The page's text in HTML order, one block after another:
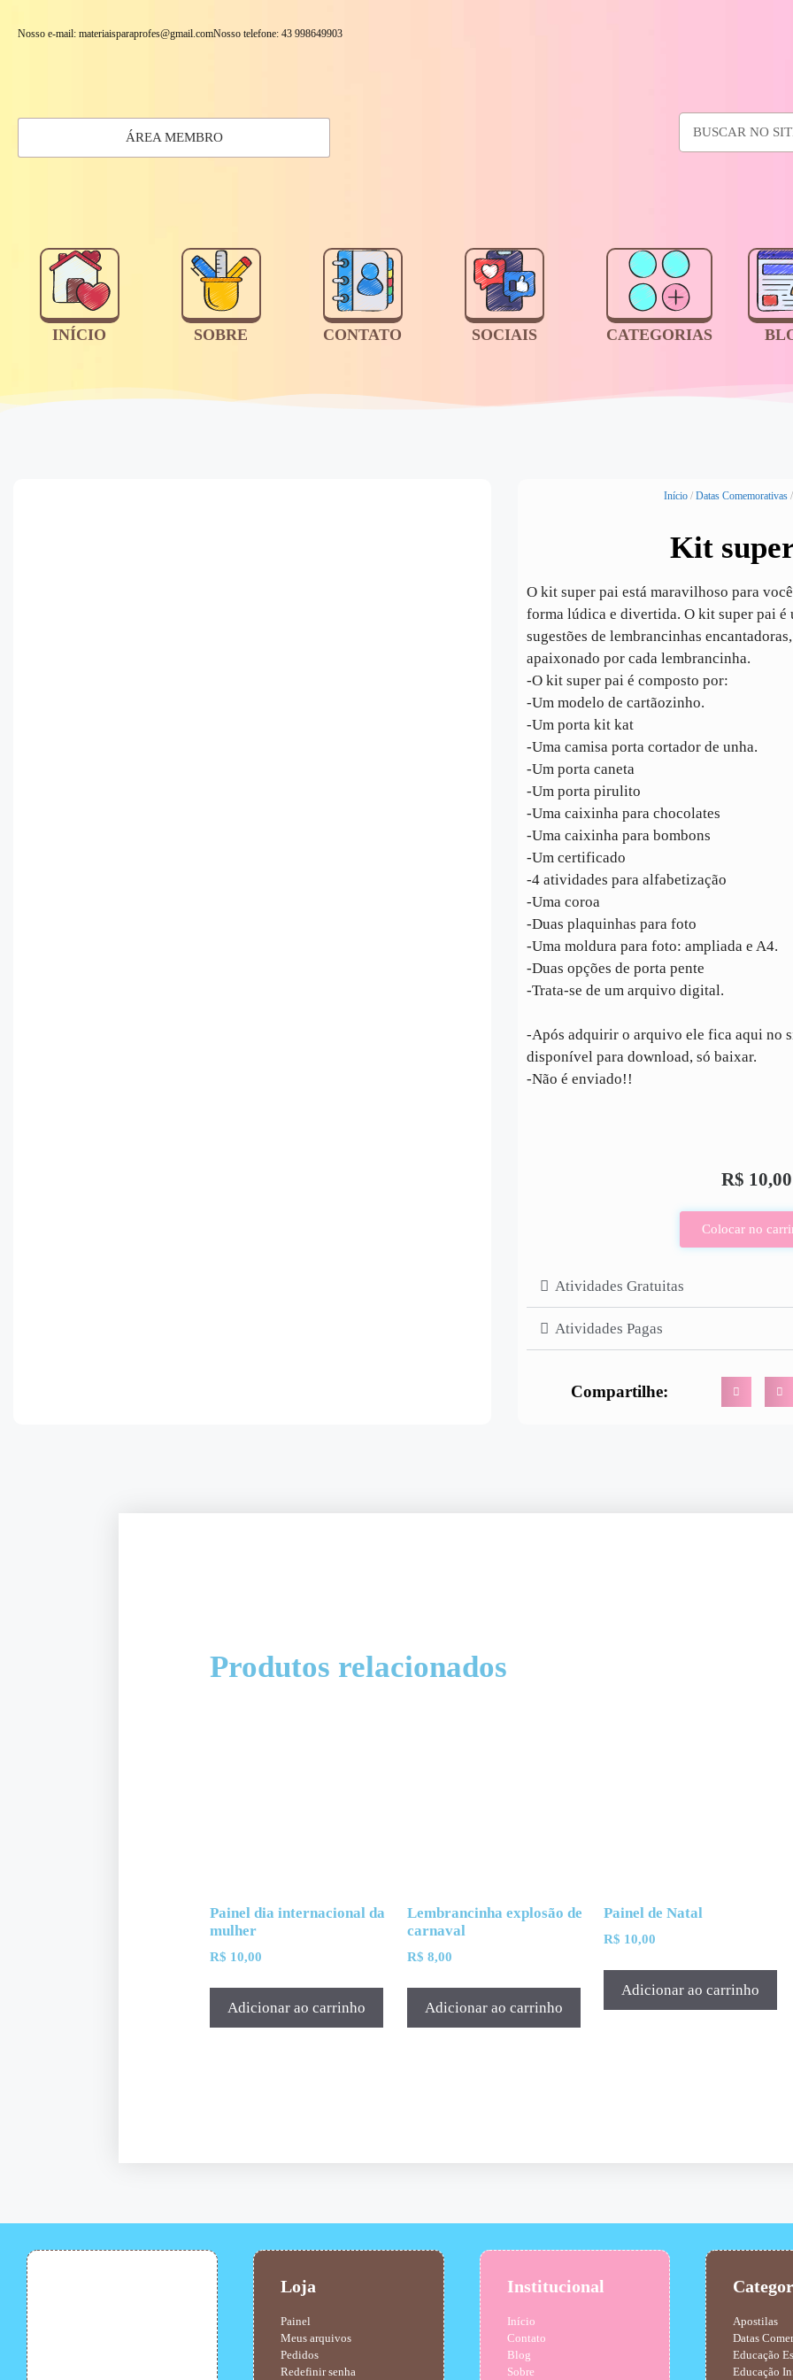
Nosso e-mail: materiaisparaprofes@gmail.comNosso telefone: 43 998649903
ÁREA MEMBRO
INÍCIO SOBRE CONTATO SOCIAIS CATEGORIAS
Início / Datas Comemorativas
Kit
O kit super pai está maravilhoso para
forma lúdica e divertida. O kit super pai
sugestões de lembrancinhas
apaixonado por cada lembrancinha.
-O kit super pai é composto por:
-Um modelo de cartãozinho.
-Um porta kit kat
-Uma camisa porta cortador de unha.
-Um porta caneta
-Um porta pirulito
-Uma caixinha para chocolates
-Uma caixinha para bombons
-Um certificado
-4 atividades para alfabetização
-Uma coroa
-Duas plaquinhas para foto
-Uma moldura para foto: ampliada e A4.
-Duas opções de porta pente
-Trata-se de um arquivo digital.
-Após adquirir o arquivo ele fica aqui no
disponível para download, só baixar.
-Não é enviado!!
R$ 10,00
Colocar no
Atividades Gratuitas
Atividades Pagas
Compartilhe:
Produtos relacionados
Painel dia internacional da
mulher
R$ 10,00
Adicionar ao carrinho
Lembrancinha explosão de
carnaval
R$ 8,00
Adicionar ao carrinho
Painel de Natal
R$ 10,00
Adicionar ao carrinho
Loja
Painel
Meus arquivos
Pedidos
Redefinir senha
Institucional
Início
Contato
Blog
Sobre
Apostilas
Datas
Educação
Educação